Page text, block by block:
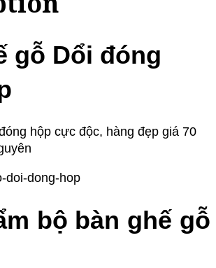
gỗ Dổi đóng
hộp cực độc, hàng đẹp giá 70
bộ bàn ghế gỗ